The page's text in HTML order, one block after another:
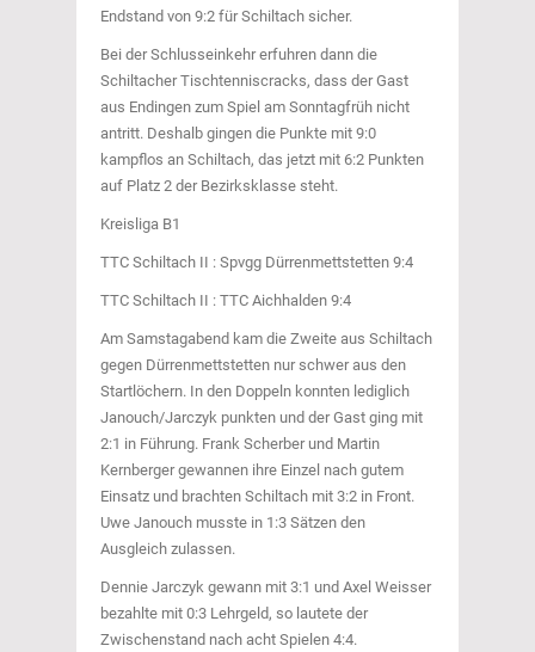
Endstand von 9:2 für Schiltach sicher.
Bei der Schlusseinkehr erfuhren dann die
Schiltacher Tischtenniscracks, dass der Gast
aus Endingen zum Spiel am Sonntagfrüh nicht
antritt. Deshalb gingen die Punkte mit 9:0
kampflos an Schiltach, das jetzt mit 6:2 Punkten
auf Platz 2 der Bezirksklasse steht.
Kreisliga B1
TTC Schiltach II : Spvgg Dürrenmettstetten 9:4
TTC Schiltach II : TTC Aichhalden 9:4
Am Samstagabend kam die Zweite aus Schiltach
gegen Dürrenmettstetten nur schwer aus den
Startlöchern. In den Doppeln konnten lediglich
Janouch/Jarczyk punkten und der Gast ging mit
2:1 in Führung. Frank Scherber und Martin
Kernberger gewannen ihre Einzel nach gutem
Einsatz und brachten Schiltach mit 3:2 in Front.
Uwe Janouch musste in 1:3 Sätzen den
Ausgleich zulassen.
Dennie Jarczyk gewann mit 3:1 und Axel Weisser
bezahlte mit 0:3 Lehrgeld, so lautete der
Zwischenstand nach acht Spielen 4:4.